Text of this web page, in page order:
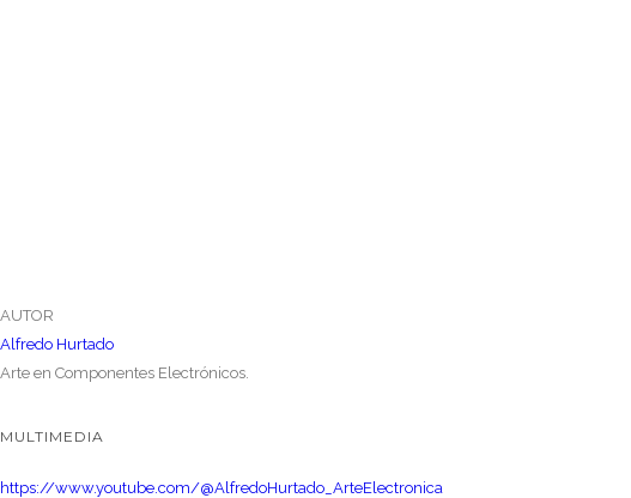
AUTOR
Alfredo Hurtado
Arte en Componentes Electrónicos.
MULTIMEDIA
https://www.youtube.com/@AlfredoHurtado_ArteElectronica